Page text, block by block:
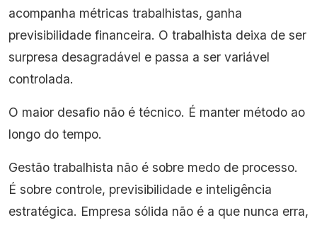
acompanha métricas trabalhistas, ganha
previsibilidade financeira. O trabalhista deixa de ser
surpresa desagradável e passa a ser variável
controlada.
O maior desafio não é técnico. É manter método ao
longo do tempo.
Gestão trabalhista não é sobre medo de processo.
É sobre controle, previsibilidade e inteligência
estratégica. Empresa sólida não é a que nunca erra,